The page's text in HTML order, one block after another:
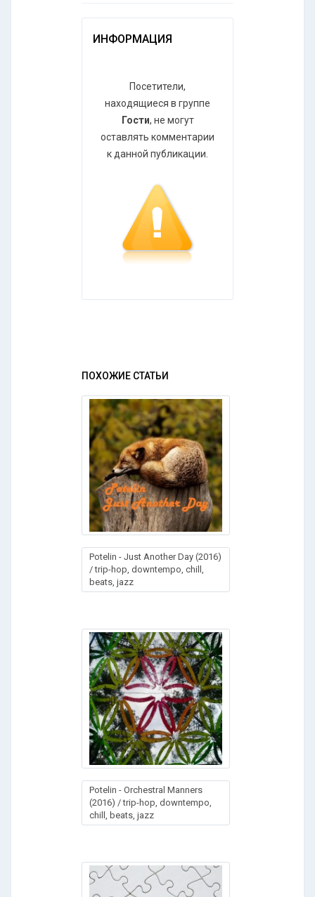
ИНФОРМАЦИЯ
Посетители,
находящиеся в группе
Гости, не могут
оставлять комментарии
к данной публикации.
ПОХОЖИЕ СТАТЬИ
Potelin - Just Another Day (2016)
/ trip-hop, downtempo, chill,
beats, jazz
Potelin - Orchestral Manners
(2016) / trip-hop, downtempo,
chill, beats, jazz